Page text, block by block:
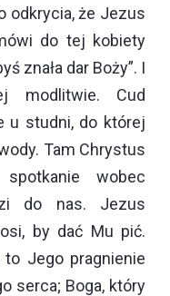
odkrycia, że Jezus
do tej kobiety
znała dar Boży”. I
modlitwie. Cud
u studni, do której
Tam Chrystus
wobec
do nas. Jezus
by dać Mu pić.
Jego pragnienie
serca; Boga, który